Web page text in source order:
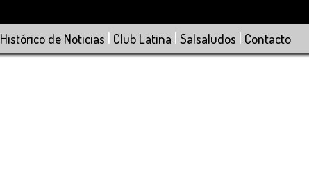
Histórico de Noticias | Club Latina | Salsaludos | Contacto